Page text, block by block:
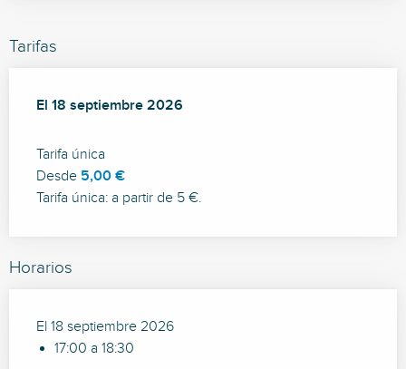
Tarifas
El 18 septiembre 2026
El 18 septiembre 2026
Tarifa única
Desde 5,00 €
Tarifa única: a partir de 5 €.
Horarios
El 18 septiembre 2026
17:00 a 18:30